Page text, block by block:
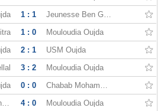
1 : 1 Jeunesse Ben Guerir
1 : 0 Mouloudia Oujda
2 : 1 USM Oujda
3 : 2 Mouloudia Oujda
0 : 0 Chabab Mohammedia
Chabab Atlas Khénifra 4 : 0 Mouloudia Oujda